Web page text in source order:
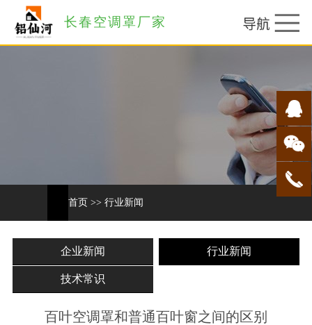
长春空调罩厂家
首页 >> 行业新闻
企业新闻 行业新闻
技术常识
百叶空调罩和普通百叶窗之间的区别